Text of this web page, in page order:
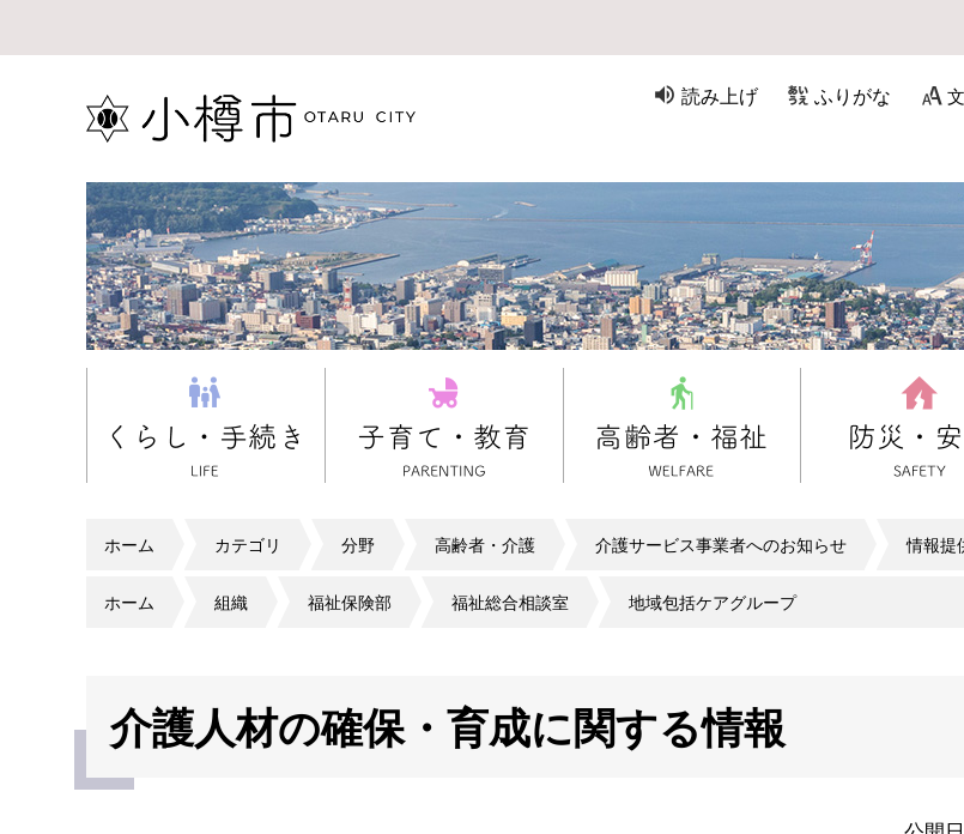
読み上げ ふりがな
ホーム カテゴリ 分野 高齢者・介護 介護サービス事業者へのお知らせ 情報提
ホーム 組織 福祉保険部 福祉総合相談室 地域包括ケアグループ
介護人材の確保・育成に関する情報